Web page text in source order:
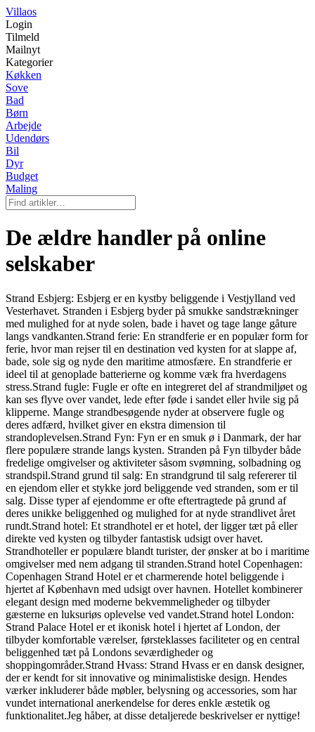
Villaos
Login
Tilmeld
Mailnyt
Kategorier
Køkken
Sove
Bad
Børn
Arbejde
Udendørs
Bil
Dyr
Budget
Maling
De ældre handler på online
selskaber
Strand Esbjerg: Esbjerg er en kystby beliggende i Vestjylland ved
Vesterhavet. Stranden i Esbjerg byder på smukke sandstrækninger
med mulighed for at nyde solen, bade i havet og tage lange gåture
langs vandkanten.Strand ferie: En strandferie er en populær form for
ferie, hvor man rejser til en destination ved kysten for at slappe af,
bade, sole sig og nyde den maritime atmosfære. En strandferie er
ideel til at genoplade batterierne og komme væk fra hverdagens
stress.Strand fugle: Fugle er ofte en integreret del af strandmiljøet og
kan ses flyve over vandet, lede efter føde i sandet eller hvile sig på
klipperne. Mange strandbesøgende nyder at observere fugle og
deres adfærd, hvilket giver en ekstra dimension til
strandoplevelsen.Strand Fyn: Fyn er en smuk ø i Danmark, der har
flere populære strande langs kysten. Stranden på Fyn tilbyder både
fredelige omgivelser og aktiviteter såsom svømning, solbadning og
strandspil.Strand grund til salg: En strandgrund til salg refererer til
en ejendom eller et stykke jord beliggende ved stranden, som er til
salg. Disse typer af ejendomme er ofte eftertragtede på grund af
deres unikke beliggenhed og mulighed for at nyde strandlivet året
rundt.Strand hotel: Et strandhotel er et hotel, der ligger tæt på eller
direkte ved kysten og tilbyder fantastisk udsigt over havet.
Strandhoteller er populære blandt turister, der ønsker at bo i maritime
omgivelser med nem adgang til stranden.Strand hotel Copenhagen:
Copenhagen Strand Hotel er et charmerende hotel beliggende i
hjertet af København med udsigt over havnen. Hotellet kombinerer
elegant design med moderne bekvemmeligheder og tilbyder
gæsterne en luksuriøs oplevelse ved vandet.Strand hotel London:
Strand Palace Hotel er et ikonisk hotel i hjertet af London, der
tilbyder komfortable værelser, førsteklasses faciliteter og en central
beliggenhed tæt på Londons seværdigheder og
shoppingområder.Strand Hvass: Strand Hvass er en dansk designer,
der er kendt for sit innovative og minimalistiske design. Hendes
værker inkluderer både møbler, belysning og accessories, som har
vundet international anerkendelse for deres enkle æstetik og
funktionalitet.Jeg håber, at disse detaljerede beskrivelser er nyttige!